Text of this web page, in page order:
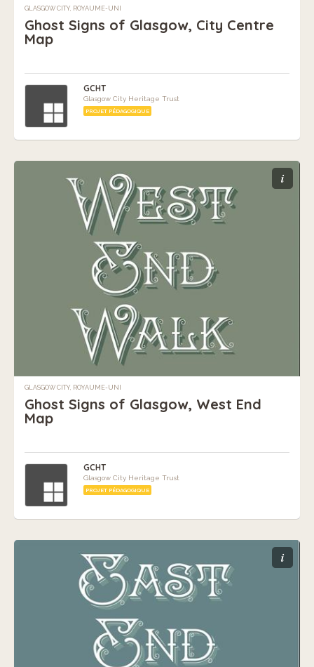
GLASGOW CITY, ROYAUME-UNI
Ghost Signs of Glasgow, City Centre
Map
GCHT
Glasgow City Heritage Trust
PROJET PÉDAGOGIQUE
i
GLASGOW CITY, ROYAUME-UNI
Ghost Signs of Glasgow, West End
Map
GCHT
Glasgow City Heritage Trust
PROJET PÉDAGOGIQUE
i